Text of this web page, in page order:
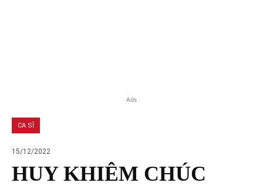
Ads
CA SĨ
15/12/2022
HUY KHIÊM CHÚC